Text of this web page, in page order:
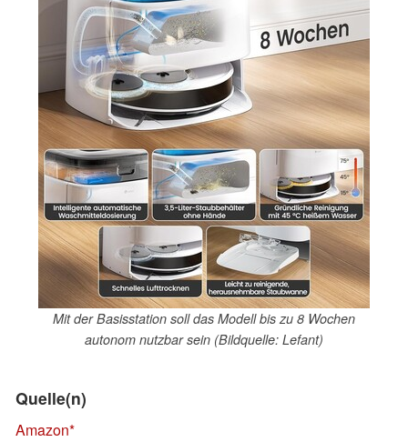
Mit der Basisstation soll das Modell bis zu 8 Wochen
autonom nutzbar sein (Bildquelle: Lefant)
Quelle(n)
Amazon